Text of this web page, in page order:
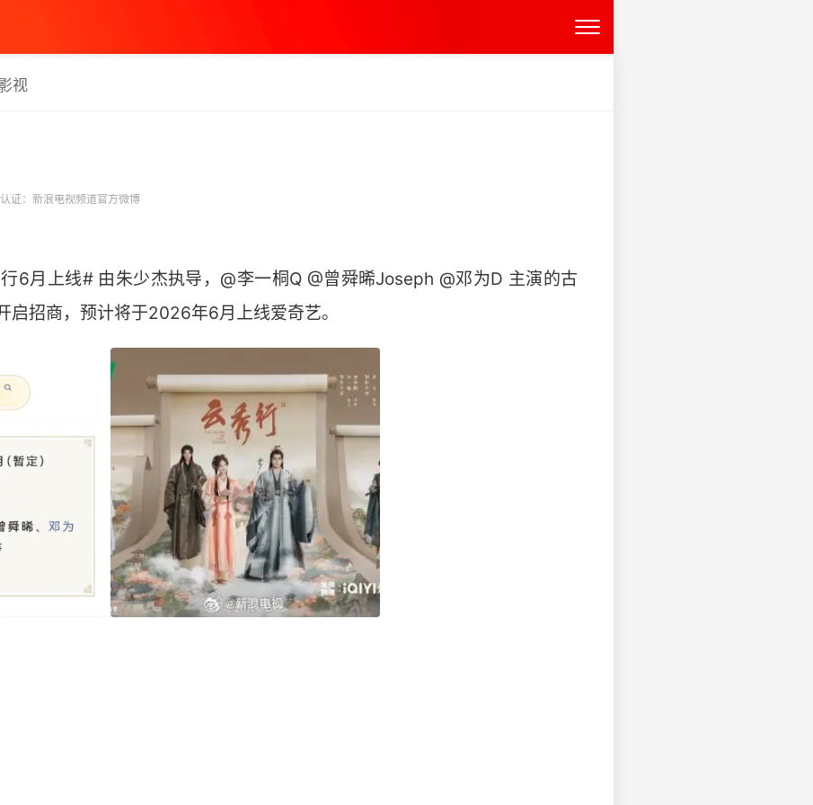
视
证：新浪电视频道官方微博
6月上线# 由朱少杰执导，@李一桐Q @曾舜晞Joseph @邓为D 主演的古
启招商，预计将于2026年6月上线爱奇艺。